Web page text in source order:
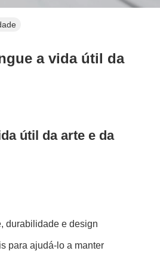
a vida útil da
útil da arte e da
durabilidade e design
para ajudá-lo a manter